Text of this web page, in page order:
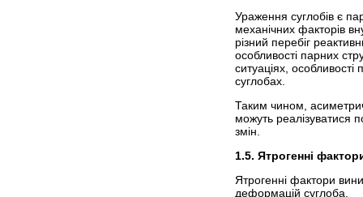
Ураження суглобів є
механічних факторів
різний перебіг
особливості парних
ситуаціях, особливості
суглобах.
Таким чином,
можуть реалізуватися
змін.
1.5. Ятрогенні
Ятрогенні фактори
деформацій суглоба.